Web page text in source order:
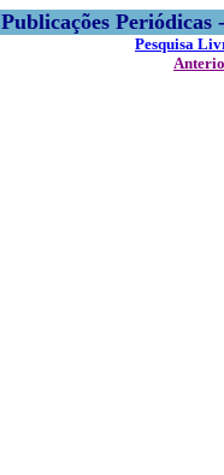
Publicações
Pesquisa